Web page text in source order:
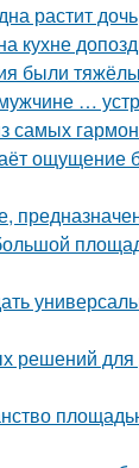
растит
кухне
были
…
самых
решений